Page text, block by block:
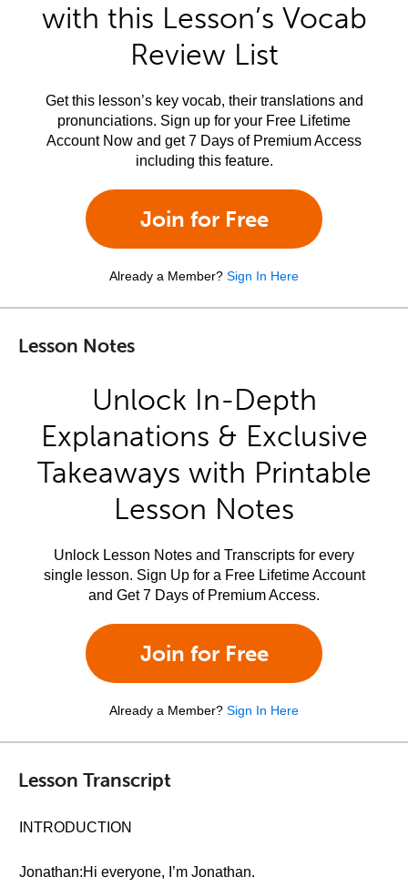
with this Lesson’s Vocab
Review List
Get this lesson’s key vocab, their translations and
pronunciations. Sign up for your Free Lifetime
Account Now and get 7 Days of Premium Access
including this feature.
Join for Free
Already a Member? Sign In Here
Lesson Notes
Unlock In-Depth
Explanations & Exclusive
Takeaways with Printable
Lesson Notes
Unlock Lesson Notes and Transcripts for every
single lesson. Sign Up for a Free Lifetime Account
and Get 7 Days of Premium Access.
Join for Free
Already a Member? Sign In Here
Lesson Transcript
INTRODUCTION
Jonathan:Hi everyone, I’m Jonathan.